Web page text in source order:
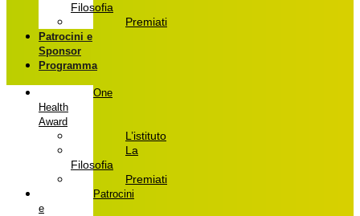
Filosofia
Premiati
Patrocini e
Sponsor
Programma
One
Health
Award
L’istituto
La
Filosofia
Premiati
Patrocini
e